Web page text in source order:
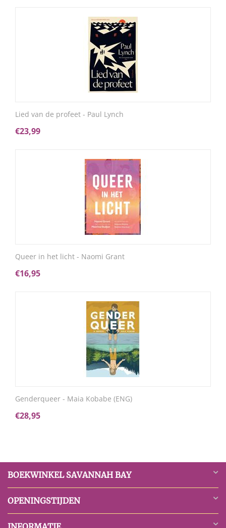
Lied van de profeet - Paul Lynch
€23,99
Queer in het licht - Naomi Grant
€16,95
Genderqueer - Maia Kobabe (ENG)
€28,95
BOEKWINKEL SAVANNAH BAY
OPENINGSTIJDEN